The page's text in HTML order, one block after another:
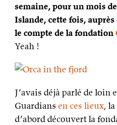
semaine, pour un mois
Islande, cette fois,
le compte de la fondation
Yeah !
J’avais déjà parlé de loin
Guardians en ces lieux,
d’abord découvert la